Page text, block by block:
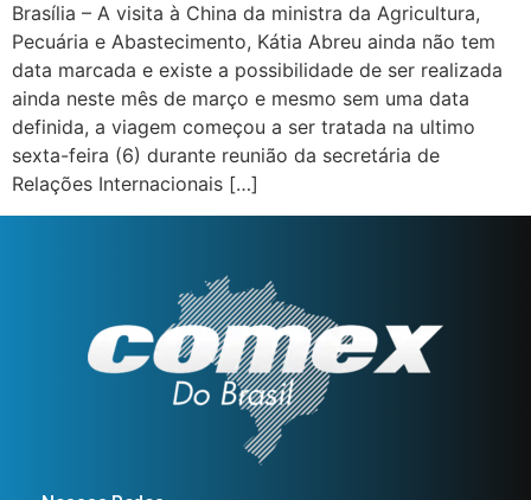
Brasília – A visita à China da ministra da Agricultura,
Pecuária e Abastecimento, Kátia Abreu ainda não tem
data marcada e existe a possibilidade de ser realizada
ainda neste mês de março e mesmo sem uma data
definida, a viagem começou a ser tratada na ultimo
sexta-feira (6) durante reunião da secretária de
Relações Internacionais […]